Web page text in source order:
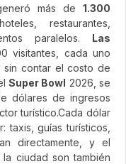
más de1.300
restaurantes,
paralelos. Las
visitantes, cada uno
sin contar el costo de
Super Bowl 2026, se
dólares de ingresos
turístico.Cada dólar
taxis, guías turísticos,
directamente, y el
ciudad son también